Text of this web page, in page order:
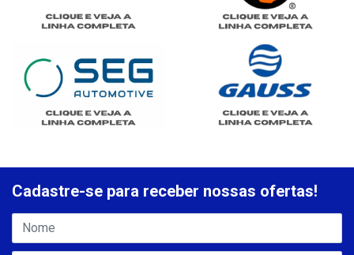
Cadastre-se para receber nossas ofertas!